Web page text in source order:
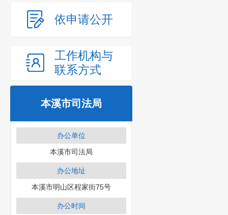
依申请公开
工作机构与
联系方式
本溪市司法局
办公单位
本溪市司法局
办公地址
本溪市明山区程家街75号
办公时间